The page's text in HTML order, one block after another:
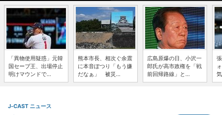
「異物使用疑惑」元韓
国セーブ王、出場停止
明けマウンドで...
熊本市長、相次ぐ余震
に本音ぽつり「もう嫌
だなぁ」 被災...
広島原爆の日、小沢一
郎氏が高市政権を「戦
前回帰路線」と...
J-CAST ニュース